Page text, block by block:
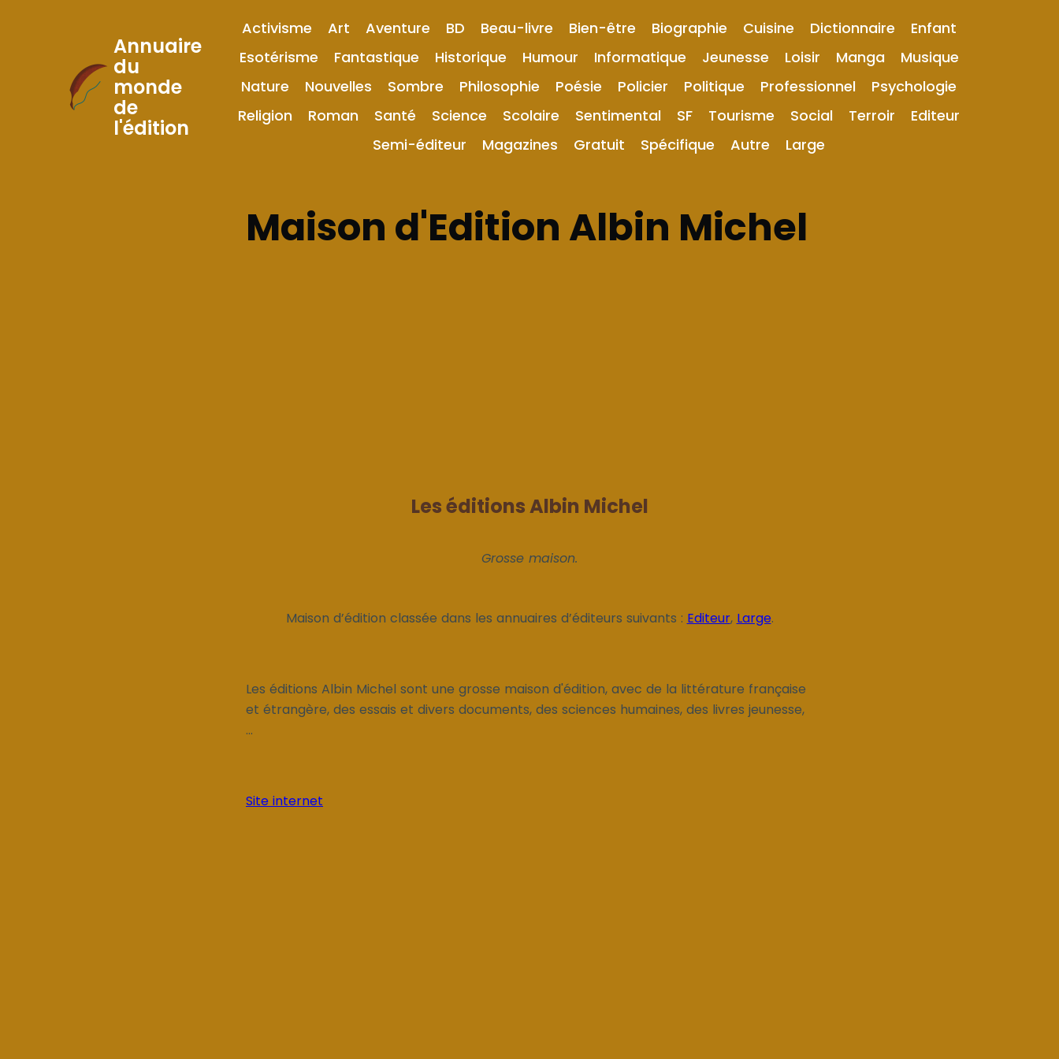
Skip
to
Content
Annuaire
du
monde
de
l'édition
Activisme Art Aventure BD Beau-livre Bien-être Biographie Cuisine Dictionnaire
Enfant
Esotérisme
Fantastique Historique Humour Informatique Jeunesse Loisir Manga
Musique
Nature
Nouvelles Sombre Philosophie Poésie Policier Politique Professionnel
Psychologie
Religion
Roman Santé Science Scolaire Sentimental SF Tourisme Social Terroir
Editeur
Semi-éditeur
Magazines Gratuit Spécifique Autre Large
Maison d'Edition Albin Michel
Les éditions Albin Michel
Grosse maison.
Maison d’édition classée dans les annuaires d’éditeurs suivants : Editeur, Large.
Les éditions Albin Michel sont une grosse maison d'édition, avec de la littérature française
et étrangère, des essais et divers documents, des sciences humaines, des livres jeunesse,
...
Site internet